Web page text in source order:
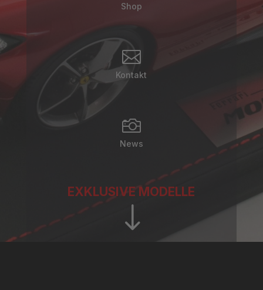
Shop

Kontakt

News
EXKLUSIVE MODELLE
"